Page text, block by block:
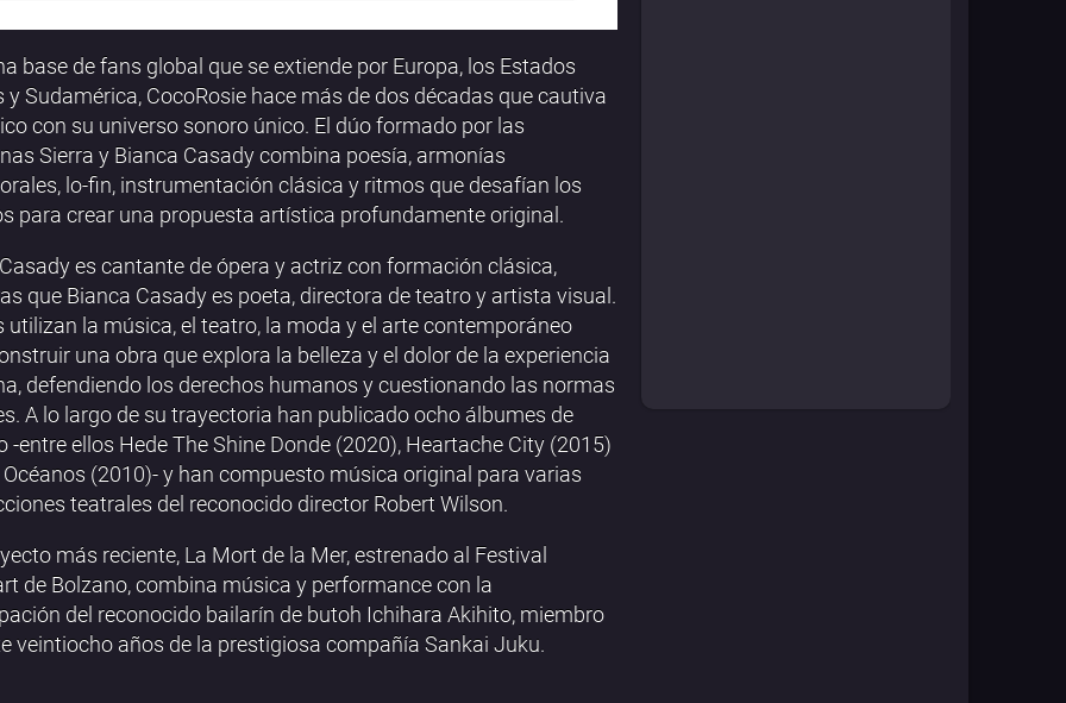
base de fans global que se extiende por Europa, los Estados
y Sudamérica, CocoRosie hace más de dos décadas que cautiva
con su universo sonoro único. El dúo formado por las
Sierra y Bianca Casady combina poesía, armonías
lo-fin, instrumentación clásica y ritmos que desafían los
para crear una propuesta artística profundamente original.
es cantante de ópera y actriz con formación clásica,
que Bianca Casady es poeta, directora de teatro y artista visual.
utilizan la música, el teatro, la moda y el arte contemporáneo
una obra que explora la belleza y el dolor de la experiencia
defendiendo los derechos humanos y cuestionando las normas
A lo largo de su trayectoria han publicado ocho álbumes de
-entre ellos Hede The Shine Donde (2020), Heartache City (2015)
Océanos (2010)- y han compuesto música original para varias
teatrales del reconocido director Robert Wilson.
más reciente, La Mort de la Mer, estrenado al Festival
de Bolzano, combina música y performance con la
del reconocido bailarín de butoh Ichihara Akihito, miembro
veintiocho años de la prestigiosa compañía Sankai Juku.